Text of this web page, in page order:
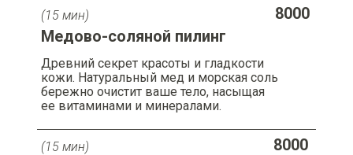
(15 мин) 8000
Медово-соляной пилинг
8000
(15 мин)
Древний секрет красоты и гладкости
кожи. Натуральный мед и морская соль
бережно очистит ваше тело, насыщая
ее витаминами и минералами.